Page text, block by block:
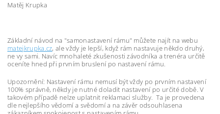
Matěj Krupka
Základní návod na "samonastavení rámu" můžete najít na webu
matejkrupka.cz, ale vždy je lepší, když rám nastavuje někdo druhý,
ne vy sami. Navíc mnohaleté zkušenosti závodníka a trenéra určitě
oceníte hned při prvním bruslení po nastavení rámu.
Upozornění: Nastavení rámu nemusí být vždy po prvním nastavení
100% správně, někdy je nutné doladit nastavení po určité době. V
takovém případě nelze uplatnit reklamaci služby. Ta je provedena
dle nejlepšího vědomí a svědomí a na závěr odsouhlasena